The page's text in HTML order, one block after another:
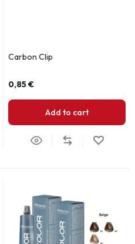
Carbon Clip
0,85€
Add to cart